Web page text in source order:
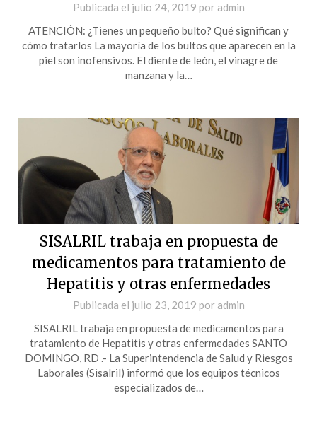
Publicada el julio 24, 2019 por admin
ATENCIÓN: ¿Tienes un pequeño bulto? Qué significan y
cómo tratarlos La mayoría de los bultos que aparecen en la
piel son inofensivos. El diente de león, el vinagre de
manzana y la…
SISALRIL trabaja en propuesta de
medicamentos para tratamiento de
Hepatitis y otras enfermedades
Publicada el julio 23, 2019 por admin
SISALRIL trabaja en propuesta de medicamentos para
tratamiento de Hepatitis y otras enfermedades SANTO
DOMINGO, RD .- La Superintendencia de Salud y Riesgos
Laborales (Sisalril) informó que los equipos técnicos
especializados de…